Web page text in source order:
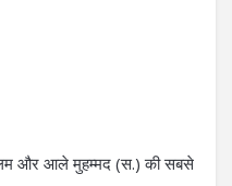
और आले मुहम्मद (स.) की सबसे